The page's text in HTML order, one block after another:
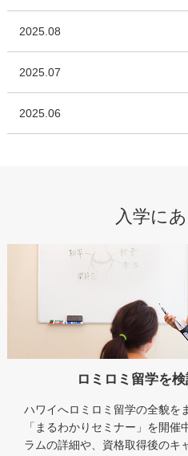
2025.08
2025.07
2025.06
入学に
ロミロミ留学を
ハワイへロミロミ留学の全貌を
「まるわかりセミナー」を開
ラムの詳細や、資格取得後のキ